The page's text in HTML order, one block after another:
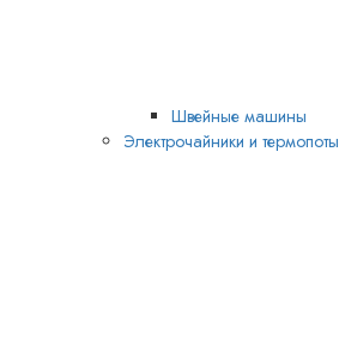
Швейные машины
Электрочайники и термопоты